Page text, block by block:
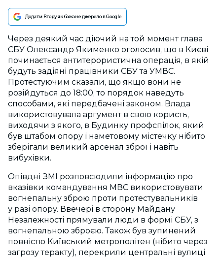
Додати Вгору як бажане джерело в Google
Через деякий час діючий на той момент глава
СБУ Олександр Якименко оголосив, що в Києві
починається антитерористична операція, в якій
будуть задіяні працівники СБУ та УМВС.
Протестуючим сказали, що якщо вони не
розійдуться до 18:00, то порядок наведуть
способами, які передбачені законом. Влада
використовувала аргумент в свою користь,
виходячи з якого, в Будинку профспілок, який
був штабом опору і наметовому містечку нібито
зберігали великий арсенал зброї і навіть
вибухівки.
Опівдні ЗМІ розповсюдили інформацію про
вказівки командування МВС використовувати
вогнепальну зброю проти протестувальників
у разі опору. Ввечері в сторону Майдану
Незалежності прямували люди в формі СБУ, з
вогнепальною зброєю. Також був зупинений
повністю Київський метрополітен (нібито через
загрозу теракту), перекрили центральні вулиці